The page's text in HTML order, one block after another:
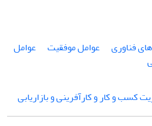
فناوری عوامل موفقیت
عوامل
کسب و کار و کارآفرینی و بازاریابی